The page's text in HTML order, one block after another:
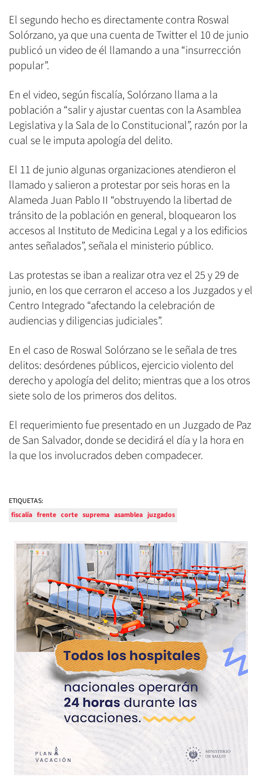
El segundo hecho es directamente contra Roswal
Solórzano, ya que una cuenta de Twitter el 10 de junio
publicó un video de él llamando a una “insurrección
popular”.
En el video, según fiscalía, Solórzano llama a la
población a “salir y ajustar cuentas con la Asamblea
Legislativa y la Sala de lo Constitucional”, razón por la
cual se le imputa apología del delito.
El 11 de junio algunas organizaciones atendieron el
llamado y salieron a protestar por seis horas en la
Alameda Juan Pablo II “obstruyendo la libertad de
tránsito de la población en general, bloquearon los
accesos al Instituto de Medicina Legal y a los edificios
antes señalados”, señala el ministerio público.
Las protestas se iban a realizar otra vez el 25 y 29 de
junio, en los que cerraron el acceso a los Juzgados y el
Centro Integrado “afectando la celebración de
audiencias y diligencias judiciales”.
En el caso de Roswal Solórzano se le señala de tres
delitos: desórdenes públicos, ejercicio violento del
derecho y apología del delito; mientras que a los otros
siete solo de los primeros dos delitos.
El requerimiento fue presentado en un Juzgado de Paz
de San Salvador, donde se decidirá el día y la hora en
la que los involucrados deben compadecer.
ETIQUETAS:
fiscalía frente corte suprema asamblea juzgados